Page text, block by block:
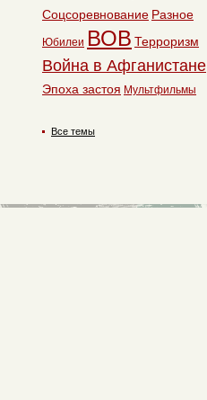
Соцсоревнование Разное
Юбилеи ВОВ Терроризм
Война в Афганистане
Эпоха застоя Мультфильмы
Все темы